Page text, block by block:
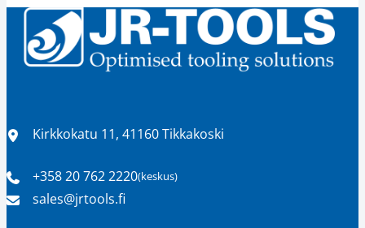
Sijainti
Kirkkokatu 11, 41160 Tikkakoski
Puhelinnumero
+358 20 762 2220(keskus)
Sähköpostiosoite
sales​@jrtools.fi